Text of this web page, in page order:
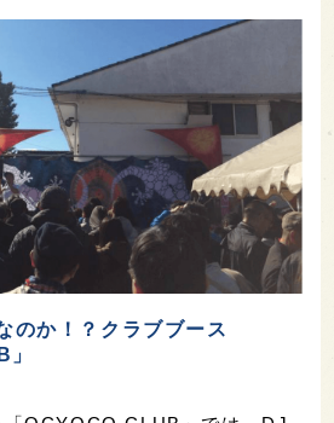
のか！？クラブブース